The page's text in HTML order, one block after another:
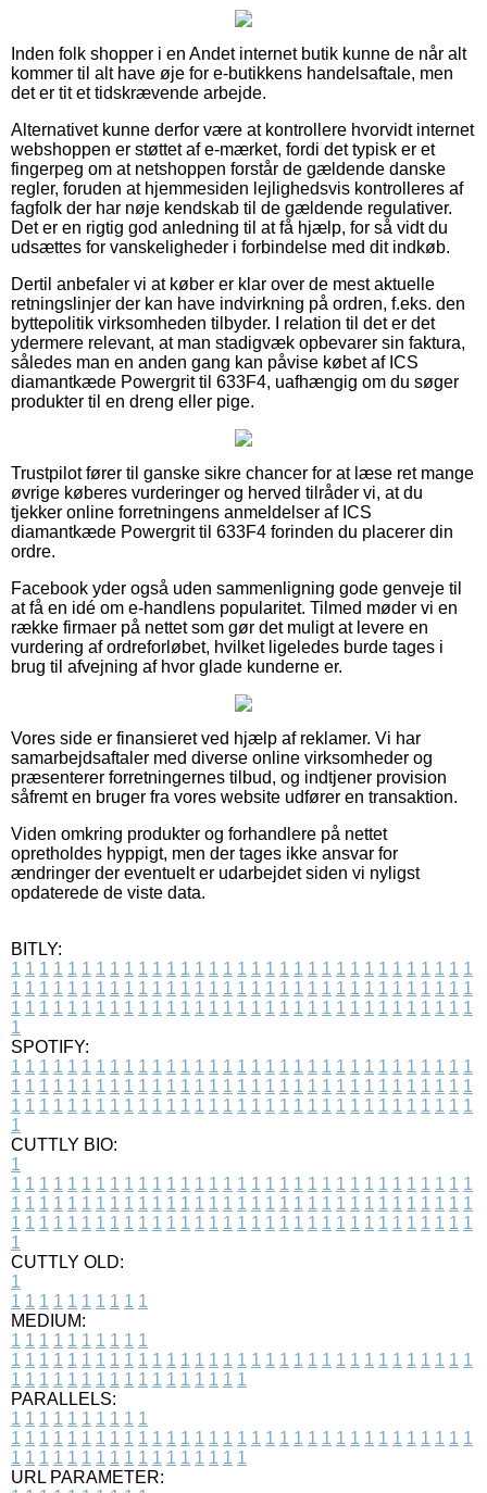
Inden folk shopper i en Andet internet butik kunne de når alt
kommer til alt have øje for e-butikkens handelsaftale, men
det er tit et tidskrævende arbejde.
Alternativet kunne derfor være at kontrollere hvorvidt internet
webshoppen er støttet af e-mærket, fordi det typisk er et
fingerpeg om at netshoppen forstår de gældende danske
regler, foruden at hjemmesiden lejlighedsvis kontrolleres af
fagfolk der har nøje kendskab til de gældende regulativer.
Det er en rigtig god anledning til at få hjælp, for så vidt du
udsættes for vanskeligheder i forbindelse med dit indkøb.
Dertil anbefaler vi at køber er klar over de mest aktuelle
retningslinjer der kan have indvirkning på ordren, f.eks. den
byttepolitik virksomheden tilbyder. I relation til det er det
ydermere relevant, at man stadigvæk opbevarer sin faktura,
således man en anden gang kan påvise købet af ICS
diamantkæde Powergrit til 633F4, uafhængig om du søger
produkter til en dreng eller pige.
Trustpilot fører til ganske sikre chancer for at læse ret mange
øvrige køberes vurderinger og herved tilråder vi, at du
tjekker online forretningens anmeldelser af ICS
diamantkæde Powergrit til 633F4 forinden du placerer din
ordre.
Facebook yder også uden sammenligning gode genveje til
at få en idé om e-handlens popularitet. Tilmed møder vi en
række firmaer på nettet som gør det muligt at levere en
vurdering af ordreforløbet, hvilket ligeledes burde tages i
brug til afvejning af hvor glade kunderne er.
Vores side er finansieret ved hjælp af reklamer. Vi har
samarbejdsaftaler med diverse online virksomheder og
præsenterer forretningernes tilbud, og indtjener provision
såfremt en bruger fra vores website udfører en transaktion.
Viden omkring produkter og forhandlere på nettet
opretholdes hyppigt, men der tages ikke ansvar for
ændringer der eventuelt er udarbejdet siden vi nyligst
opdaterede de viste data.
BITLY:
1 1 1 1 1 1 1 1 1 1 1 1 1 1 1 1 1 1 1 1 1 1 1 1 1 1 1 1 1 1 1 1 1
1 1 1 1 1 1 1 1 1 1 1 1 1 1 1 1 1 1 1 1 1 1 1 1 1 1 1 1 1 1 1 1 1
1 1 1 1 1 1 1 1 1 1 1 1 1 1 1 1 1 1 1 1 1 1 1 1 1 1 1 1 1 1 1 1 1
1
SPOTIFY:
1 1 1 1 1 1 1 1 1 1 1 1 1 1 1 1 1 1 1 1 1 1 1 1 1 1 1 1 1 1 1 1 1
1 1 1 1 1 1 1 1 1 1 1 1 1 1 1 1 1 1 1 1 1 1 1 1 1 1 1 1 1 1 1 1 1
1 1 1 1 1 1 1 1 1 1 1 1 1 1 1 1 1 1 1 1 1 1 1 1 1 1 1 1 1 1 1 1 1
1
CUTTLY BIO:
1
1 1 1 1 1 1 1 1 1 1 1 1 1 1 1 1 1 1 1 1 1 1 1 1 1 1 1 1 1 1 1 1 1
1 1 1 1 1 1 1 1 1 1 1 1 1 1 1 1 1 1 1 1 1 1 1 1 1 1 1 1 1 1 1 1 1
1 1 1 1 1 1 1 1 1 1 1 1 1 1 1 1 1 1 1 1 1 1 1 1 1 1 1 1 1 1 1 1 1
1
CUTTLY OLD:
1
1 1 1 1 1 1 1 1 1 1
MEDIUM:
1 1 1 1 1 1 1 1 1 1
1 1 1 1 1 1 1 1 1 1 1 1 1 1 1 1 1 1 1 1 1 1 1 1 1 1 1 1 1 1 1 1 1
1 1 1 1 1 1 1 1 1 1 1 1 1 1 1 1 1
PARALLELS:
1 1 1 1 1 1 1 1 1 1
1 1 1 1 1 1 1 1 1 1 1 1 1 1 1 1 1 1 1 1 1 1 1 1 1 1 1 1 1 1 1 1 1
1 1 1 1 1 1 1 1 1 1 1 1 1 1 1 1 1
URL PARAMETER: